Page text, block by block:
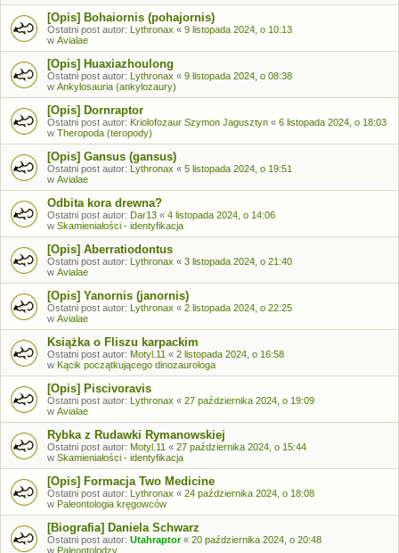
[Opis] Bohaiornis (pohajornis)
Ostatni post autor: Lythronax « 9 listopada 2024, o 10:13
w Avialae
[Opis] Huaxiazhoulong
Ostatni post autor: Lythronax « 9 listopada 2024, o 08:38
w Ankylosauria (ankylozaury)
[Opis] Dornraptor
Ostatni post autor: Kriolofozaur Szymon Jagusztyn « 6 listopada 2024, o 18:03
w Theropoda (teropody)
[Opis] Gansus (gansus)
Ostatni post autor: Lythronax « 5 listopada 2024, o 19:51
w Avialae
Odbita kora drewna?
Ostatni post autor: Dar13 « 4 listopada 2024, o 14:06
w Skamieniałości - identyfikacja
[Opis] Aberratiodontus
Ostatni post autor: Lythronax « 3 listopada 2024, o 21:40
w Avialae
[Opis] Yanornis (janornis)
Ostatni post autor: Lythronax « 2 listopada 2024, o 22:25
w Avialae
Książka o Fliszu karpackim
Ostatni post autor: Motyl.11 « 2 listopada 2024, o 16:58
w Kącik początkującego dinozaurologa
[Opis] Piscivoravis
Ostatni post autor: Lythronax « 27 października 2024, o 19:09
w Avialae
Rybka z Rudawki Rymanowskiej
Ostatni post autor: Motyl.11 « 27 października 2024, o 15:44
w Skamieniałości - identyfikacja
[Opis] Formacja Two Medicine
Ostatni post autor: Lythronax « 24 października 2024, o 18:08
w Paleontologia kręgowców
[Biografia] Daniela Schwarz
Ostatni post autor: Utahraptor« 20 października 2024, o 20:48
w Paleontolodzy